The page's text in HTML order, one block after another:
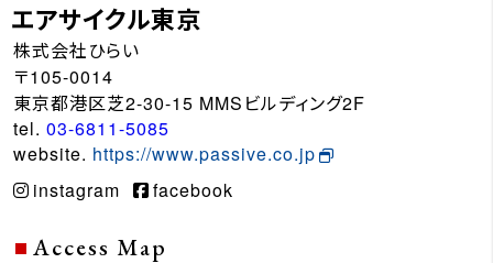
エアサイクル東京
株式会社ひらい
〒105-0014
東京都港区芝2-30-15 MMSビルディング2F
tel. 03-6811-5085
website. https://www.passive.co.jp
instagram
facebook
Access Map